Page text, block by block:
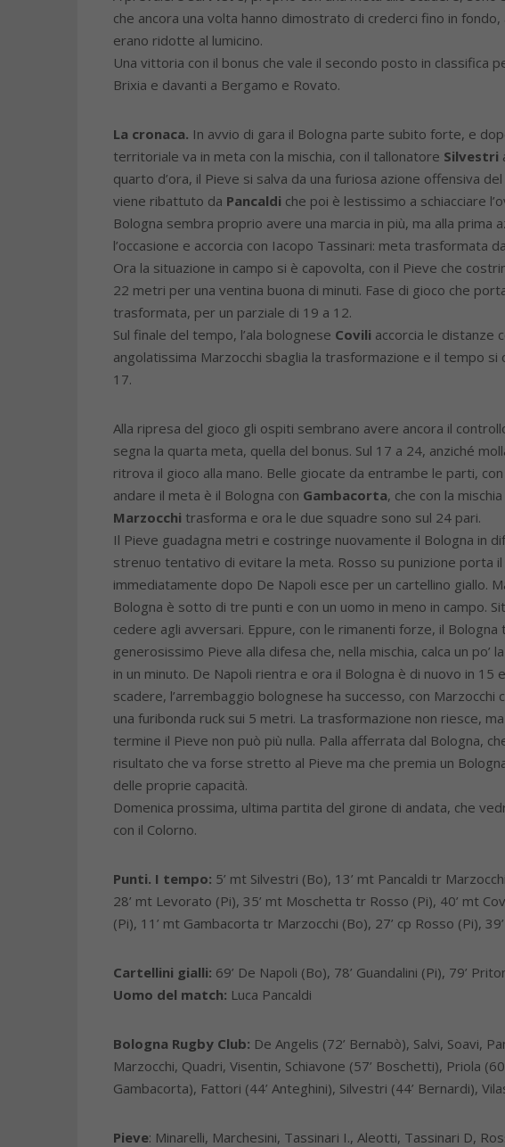
che ancora una volta hanno dimostrato di crederci fino in
erano ridotte al lumicino.
Una vittoria con il bonus che vale il secondo posto in classifica
Brixia e davanti a Bergamo e Rovato.
La cronaca. In avvio di gara il Bologna parte subito forte, e
territoriale va in meta con la mischia, con il tallonatore Silvestri
quarto d’ora, il Pieve si salva da una furiosa azione offensiva
viene ribattuto da Pancaldi che poi è lestissimo a schiacciare
Bologna sembra proprio avere una marcia in più, ma alla prima
l’occasione e accorcia con Iacopo Tassinari: meta trasformata
Ora la situazione in campo si è capovolta, con il Pieve che
22 metri per una ventina buona di minuti. Fase di gioco che
trasformata, per un parziale di 19 a 12.
Sul finale del tempo, l’ala bolognese Covili accorcia le distanze
angolatissima Marzocchi sbaglia la trasformazione e il tempo si
17.
Alla ripresa del gioco gli ospiti sembrano avere ancora il
segna la quarta meta, quella del bonus. Sul 17 a 24, anziché
ritrova il gioco alla mano. Belle giocate da entrambe le parti,
andare il meta è il Bologna con Gambacorta, che con la
Marzocchi trasforma e ora le due squadre sono sul 24 pari.
Il Pieve guadagna metri e costringe nuovamente il Bologna in
strenuo tentativo di evitare la meta. Rosso su punizione porta
immediatamente dopo De Napoli esce per un cartellino giallo.
Bologna è sotto di tre punti e con un uomo in meno in campo.
cedere agli avversari. Eppure, con le rimanenti forze, il
generosissimo Pieve alla difesa che, nella mischia, calca un po’
in un minuto. De Napoli rientra e ora il Bologna è di nuovo in 15
scadere, l’arrembaggio bolognese ha successo, con Marzocchi
una furibonda ruck sui 5 metri. La trasformazione non riesce,
termine il Pieve non può più nulla. Palla afferrata dal Bologna,
risultato che va forse stretto al Pieve ma che premia un
delle proprie capacità.
Domenica prossima, ultima partita del girone di andata, che
con il Colorno.
Punti. I tempo: 5’ mt Silvestri (Bo), 13’ mt Pancaldi tr
28’ mt Levorato (Pi), 35’ mt Moschetta tr Rosso (Pi), 40’ mt
(Pi), 11’ mt Gambacorta tr Marzocchi (Bo), 27’ cp Rosso (Pi),
Cartellini gialli: 69’ De Napoli (Bo), 78’ Guandalini (Pi), 79’
Uomo del match: Luca Pancaldi
Bologna Rugby Club: De Angelis (72’ Bernabò), Salvi, Soavi,
Marzocchi, Quadri, Visentin, Schiavone (57’ Boschetti), Priola
Gambacorta), Fattori (44’ Anteghini), Silvestri (44’ Bernardi),
Pieve: Minarelli, Marchesini, Tassinari I., Aleotti, Tassinari D,